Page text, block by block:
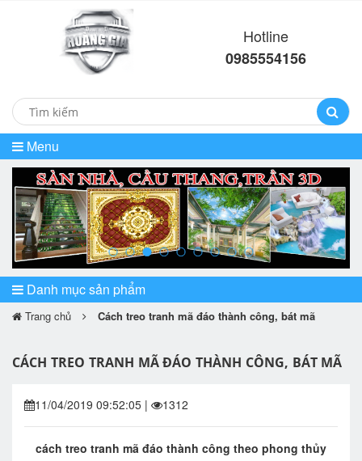
Hotline
0985554156
Menu
prev
Danh mục sản phẩm
Trang chủ Cách treo tranh mã đáo thành công, bát mã
CÁCH TREO TRANH MÃ ĐÁO THÀNH CÔNG, BÁT MÃ
11/04/2019 09:52:05 | 1312
cách treo tranh mã đáo thành công theo phong thủy